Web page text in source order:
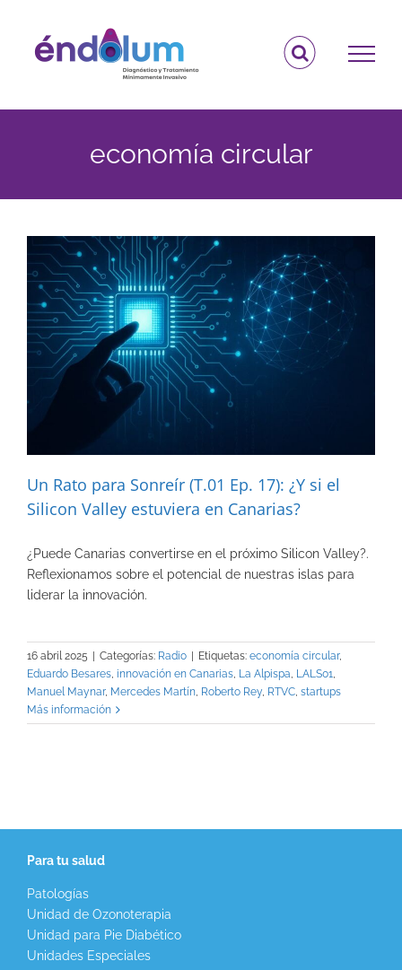
contenido
economía circular
Un Rato para Sonreír (T.01 Ep. 17): ¿Y si el
Silicon Valley estuviera en Canarias?
¿Puede Canarias convertirse en el próximo Silicon Valley?.
Reflexionamos sobre el potencial de nuestras islas para
liderar la innovación.
16 abril 2025 Categorías: Radio Etiquetas: economía circular,
Eduardo Besares, innovación en Canarias, La Alpispa, LALS01,
Manuel Maynar, Mercedes Martín, Roberto Rey, RTVC, startups
Más información
Para tu salud
Patologías
Unidad de Ozonoterapia
Unidad para Pie Diabético
Unidades Especiales